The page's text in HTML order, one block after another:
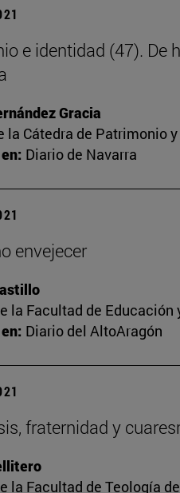
e identidad (47). De
Gracia
la Cátedra de Patrimonio
Diario de Navarra
envejecer
la Facultad de Educación
Diario del AltoAragón
fraternidad y
la Facultad de Teología